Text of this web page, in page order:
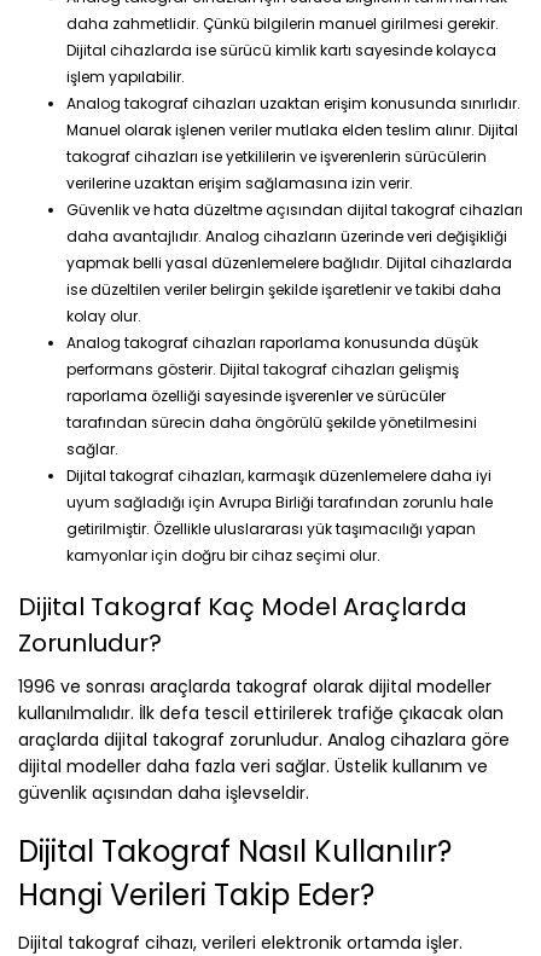
daha zahmetlidir. Çünkü bilgilerin manuel girilmesi gerekir.
Dijital cihazlarda ise sürücü kimlik kartı sayesinde kolayca
işlem yapılabilir.
Analog takograf cihazları uzaktan erişim konusunda sınırlıdır.
Manuel olarak işlenen veriler mutlaka elden teslim alınır. Dijital
takograf cihazları ise yetkililerin ve işverenlerin sürücülerin
verilerine uzaktan erişim sağlamasına izin verir.
Güvenlik ve hata düzeltme açısından dijital takograf cihazları
daha avantajlıdır. Analog cihazların üzerinde veri değişikliği
yapmak belli yasal düzenlemelere bağlıdır. Dijital cihazlarda
ise düzeltilen veriler belirgin şekilde işaretlenir ve takibi daha
kolay olur.
Analog takograf cihazları raporlama konusunda düşük
performans gösterir. Dijital takograf cihazları gelişmiş
raporlama özelliği sayesinde işverenler ve sürücüler
tarafından sürecin daha öngörülü şekilde yönetilmesini
sağlar.
Dijital takograf cihazları, karmaşık düzenlemelere daha iyi
uyum sağladığı için Avrupa Birliği tarafından zorunlu hale
getirilmiştir. Özellikle uluslararası yük taşımacılığı yapan
kamyonlar için doğru bir cihaz seçimi olur.
Dijital Takograf Kaç Model Araçlarda
Zorunludur?
1996 ve sonrası araçlarda takograf olarak dijital modeller
kullanılmalıdır. İlk defa tescil ettirilerek trafiğe çıkacak olan
araçlarda dijital takograf zorunludur. Analog cihazlara göre
dijital modeller daha fazla veri sağlar. Üstelik kullanım ve
güvenlik açısından daha işlevseldir.
Dijital Takograf Nasıl Kullanılır?
Hangi Verileri Takip Eder?
Dijital takograf cihazı, verileri elektronik ortamda işler.